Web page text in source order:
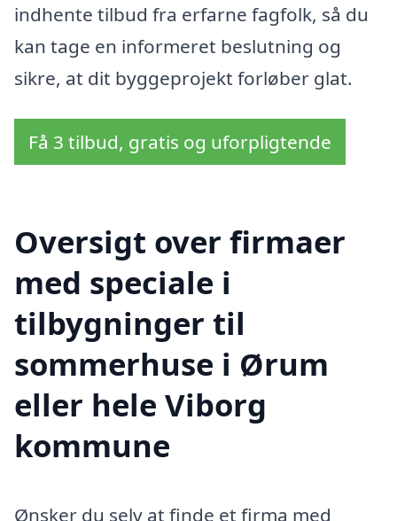
indhente tilbud fra erfarne fagfolk, så du
kan tage en informeret beslutning og
sikre, at dit byggeprojekt forløber glat.
Få 3 tilbud, gratis og uforpligtende
Oversigt over firmaer
med speciale i
tilbygninger til
sommerhuse i Ørum
eller hele Viborg
kommune
Ønsker du selv at finde et firma med